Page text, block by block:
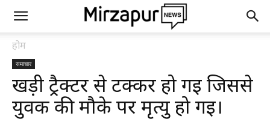
होम
समाचार
खड़ी ट्रैक्टर से टक्कर हो गई जिससे
युवक की मौके पर मृत्यु हो गई।